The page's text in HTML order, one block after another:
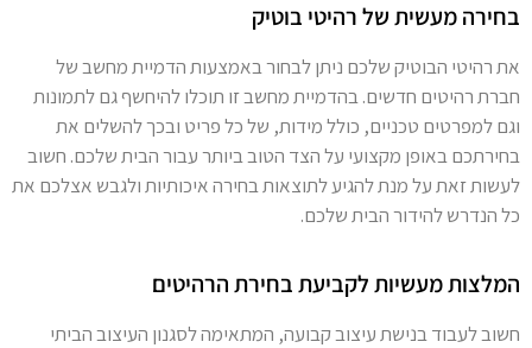
בחירה מעשית של רהיטי בוטיק
את רהיטי הבוטיק שלכם ניתן לבחור באמצעות הדמיית מחשב של
חברת רהיטים חדשים. בהדמיית מחשב זו תוכלו להיחשף גם לתמונות
וגם למפרטים טכניים, כולל מידות, של כל פריט ובכך להשלים את
בחירתכם באופן מקצועי על הצד הטוב ביותר עבור הבית שלכם. חשוב
לעשות זאת על מנת להגיע לתוצאות בחירה איכותיות ולגבש אצלכם את
כל הנדרש להידור הבית שלכם.
המלצות מעשיות לקביעת בחירת הרהיטים
חשוב לעבוד בנישת עיצוב קבועה, המתאימה לסגנון העיצוב הביתי